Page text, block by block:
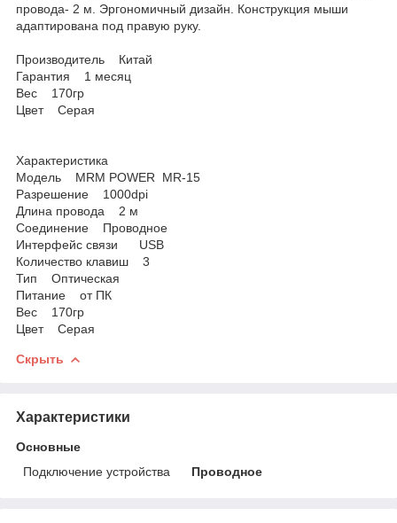
провода- 2 м. Эргономичный дизайн. Конструкция мыши
адаптирована под правую руку.
Производитель Китай
Гарантия 1 месяц
Вес 170гр
Цвет Серая
Характеристика
Модель MRM POWER MR-15
Разрешение 1000dpi
Длина провода 2 м
Соединение Проводное
Интерфейс связи USB
Количество клавиш 3
Тип Оптическая
Питание от ПК
Вес 170гр
Цвет Серая
Скрыть
Характеристики
Основные
Подключение устройства
Проводное